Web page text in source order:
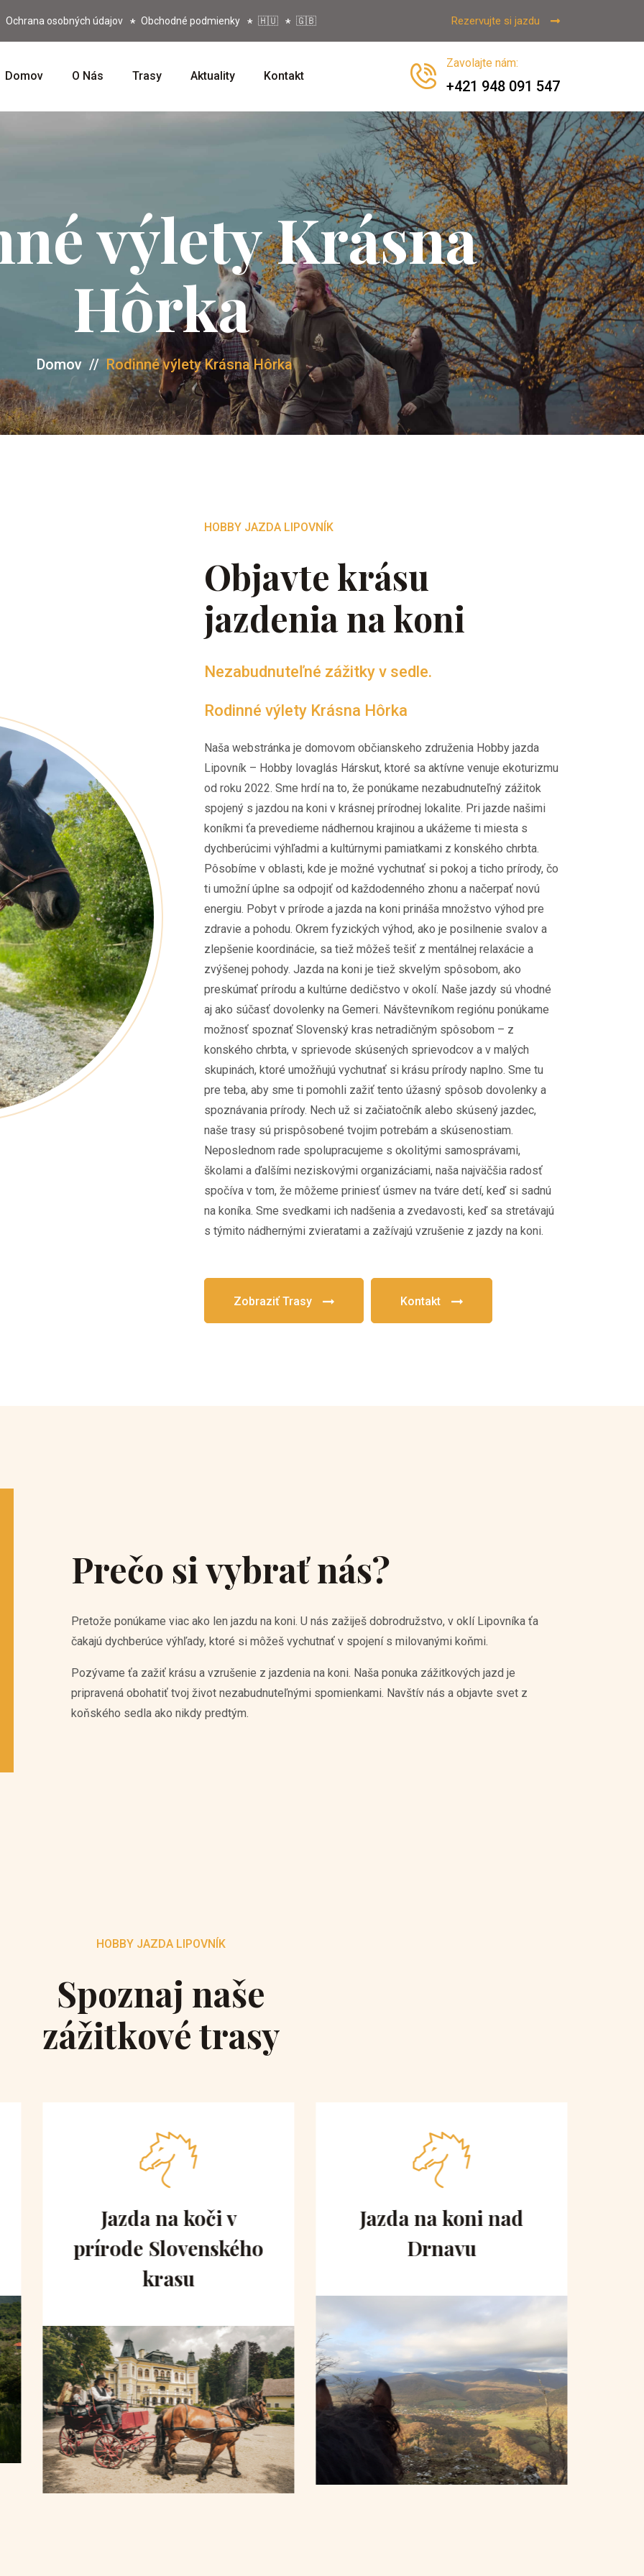
Ochrana osobných údajov Obchodné podmienky 🇭🇺 🇬🇧 Rezervujte si jazdu
Domov O Nás Trasy Aktuality Kontakt
Zavolajte nám:
+421 948 091 547
výlety Krásna
Hôrka
Domov // Rodinné výlety Krásna Hôrka
HOBBY JAZDA LIPOVNÍK
Objavte krásu
jazdenia na koni
Nezabudnuteľné zážitky v sedle.
Rodinné výlety Krásna Hôrka
Naša webstránka je domovom občianskeho združenia Hobby jazda
Lipovník – Hobby lovaglás Hárskut, ktoré sa aktívne venuje ekoturizmu
od roku 2022. Sme hrdí na to, že ponúkame nezabudnuteľný zážitok
spojený s jazdou na koni v krásnej prírodnej lokalite. Pri jazde našimi
koníkmi ťa prevedieme nádhernou krajinou a ukážeme ti miesta s
dychberúcimi výhľadmi a kultúrnymi pamiatkami z konského chrbta.
Pôsobíme v oblasti, kde je možné vychutnať si pokoj a ticho prírody, čo
ti umožní úplne sa odpojiť od každodenného zhonu a načerpať novú
energiu. Pobyt v prírode a jazda na koni prináša množstvo výhod pre
zdravie a pohodu. Okrem fyzických výhod, ako je posilnenie svalov a
zlepšenie koordinácie, sa tiež môžeš tešiť z mentálnej relaxácie a
zvýšenej pohody. Jazda na koni je tiež skvelým spôsobom, ako
preskúmať prírodu a kultúrne dedičstvo v okolí. Naše jazdy sú vhodné
aj ako súčasť dovolenky na Gemeri. Návštevníkom regiónu ponúkame
možnosť spoznať Slovenský kras netradičným spôsobom – z
konského chrbta, v sprievode skúsených sprievodcov a v malých
skupinách, ktoré umožňujú vychutnať si krásu prírody naplno. Sme tu
pre teba, aby sme ti pomohli zažiť tento úžasný spôsob dovolenky a
spoznávania prírody. Nech už si začiatočník alebo skúsený jazdec,
naše trasy sú prispôsobené tvojim potrebám a skúsenostiam.
Neposlednom rade spolupracujeme s okolitými samosprávami,
školami a ďalšími neziskovými organizáciami, naša najväčšia radosť
spočíva v tom, že môžeme priniesť úsmev na tváre detí, keď si sadnú
na koníka. Sme svedkami ich nadšenia a zvedavosti, keď sa stretávajú
s týmito nádhernými zvieratami a zažívajú vzrušenie z jazdy na koni.
Zobraziť Trasy Kontakt
Prečo si vybrať nás?
Pretože ponúkame viac ako len jazdu na koni. U nás zažiješ dobrodružstvo, v oklí Lipovníka ťa
čakajú dychberúce výhľady, ktoré si môžeš vychutnať v spojení s milovanými koňmi.
Pozývame ťa zažiť krásu a vzrušenie z jazdenia na koni. Naša ponuka zážitkových jazd je
pripravená obohatiť tvoj život nezabudnuteľnými spomienkami. Navštív nás a objavte svet z
koňského sedla ako nikdy predtým.
HOBBY JAZDA LIPOVNÍK
Spoznaj naše
zážitkové trasy
Jazda na koči v
prírode Slovenského
krasu
Jazda na koni nad
Drnavu